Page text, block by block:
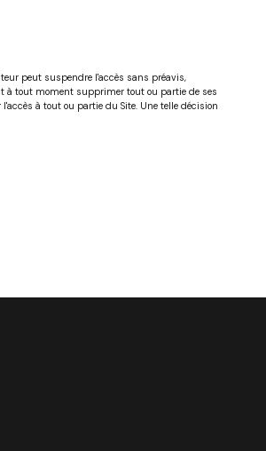
peut suspendre l'accès sans préavis,
à tout moment supprimer tout ou partie de ses
à tout ou partie du Site. Une telle décision